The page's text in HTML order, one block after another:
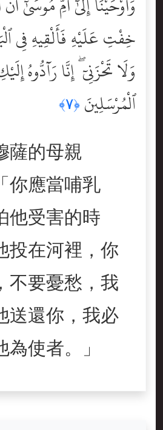
خِفْتِ عَلَيْهِ فَأَلْقِيهِ فِى
وَلَا تَحْزَنِىٓ ۖ إِنَّا رَآدُّوهُ
ٱلْمُرْسَلِينَ ﴿٧﴾
薩的母親
你應當哺乳
他受害的時
投在河裡，你
不要憂愁，我
送還你，我必
使者。」